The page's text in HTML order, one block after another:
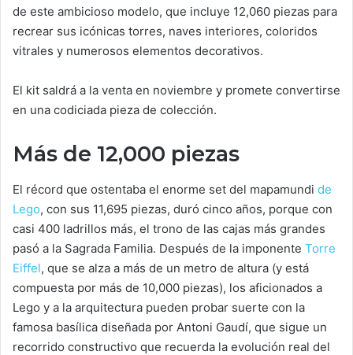
de este ambicioso modelo, que incluye 12,060 piezas para
recrear sus icónicas torres, naves interiores, coloridos
vitrales y numerosos elementos decorativos.
El kit saldrá a la venta en noviembre y promete convertirse
en una codiciada pieza de colección.
Más de 12,000 piezas
El récord que ostentaba el enorme set del mapamundi de
Lego, con sus 11,695 piezas, duró cinco años, porque con
casi 400 ladrillos más, el trono de las cajas más grandes
pasó a la Sagrada Familia. Después de la imponente Torre
Eiffel, que se alza a más de un metro de altura (y está
compuesta por más de 10,000 piezas), los aficionados a
Lego y a la arquitectura pueden probar suerte con la
famosa basílica diseñada por Antoni Gaudí, que sigue un
recorrido constructivo que recuerda la evolución real del